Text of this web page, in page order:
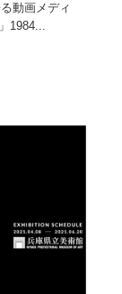
動画メディ
1984...